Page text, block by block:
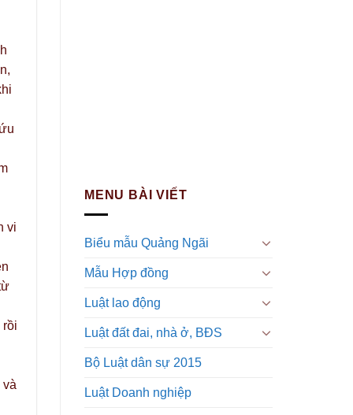
vi
rồi
và
MENU BÀI VIẾT
Biểu mẫu Quảng Ngãi
Mẫu Hợp đồng
Luật lao động
Luật đất đai, nhà ở, BĐS
Bộ Luật dân sự 2015
Luật Doanh nghiệp